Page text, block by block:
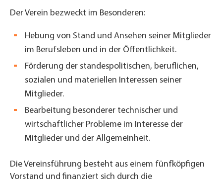
Der Verein bezweckt im Besonderen:
Hebung von Stand und Ansehen seiner Mitglieder
im Berufsleben und in der Öffentlichkeit.
Förderung der standespolitischen, beruflichen,
sozialen und materiellen Interessen seiner
Mitglieder.
Bearbeitung besonderer technischer und
wirtschaftlicher Probleme im Interesse der
Mitglieder und der Allgemeinheit.
Die Vereinsführung besteht aus einem fünfköpfigen
Vorstand und finanziert sich durch die